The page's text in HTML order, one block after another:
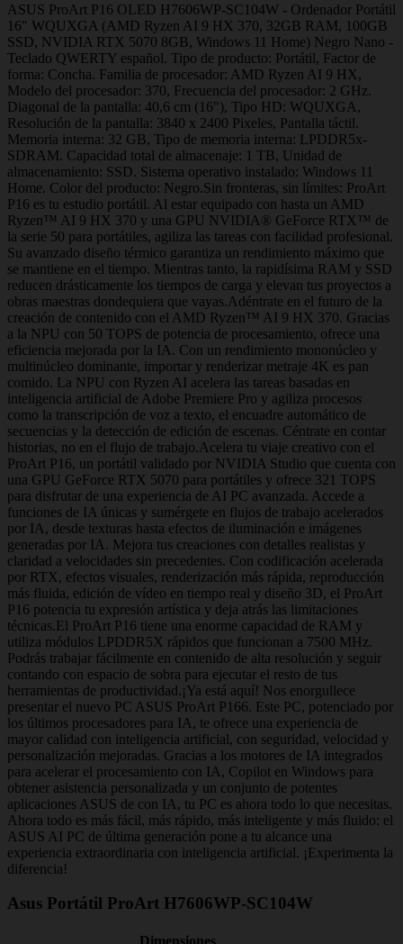
ASUS ProArt P16 OLED H7606WP-SC104W - Ordenador Portátil
16" WQUXGA (AMD Ryzen AI 9 HX 370, 32GB RAM, 100GB
SSD, NVIDIA RTX 5070 8GB, Windows 11 Home) Negro Nano -
Teclado QWERTY español. Tipo de producto: Portátil, Factor de
forma: Concha. Familia de procesador: AMD Ryzen AI 9 HX,
Modelo del procesador: 370, Frecuencia del procesador: 2 GHz.
Diagonal de la pantalla: 40,6 cm (16"), Tipo HD: WQUXGA,
Resolución de la pantalla: 3840 x 2400 Pixeles, Pantalla táctil.
Memoria interna: 32 GB, Tipo de memoria interna: LPDDR5x-
SDRAM. Capacidad total de almacenaje: 1 TB, Unidad de
almacenamiento: SSD. Sistema operativo instalado: Windows 11
Home. Color del producto: Negro.Sin fronteras, sin límites: ProArt
P16 es tu estudio portátil. Al estar equipado con hasta un AMD
Ryzen™ AI 9 HX 370 y una GPU NVIDIA® GeForce RTX™ de
la serie 50 para portátiles, agiliza las tareas con facilidad profesional.
Su avanzado diseño térmico garantiza un rendimiento máximo que
se mantiene en el tiempo. Mientras tanto, la rapidísima RAM y SSD
reducen drásticamente los tiempos de carga y elevan tus proyectos a
obras maestras dondequiera que vayas.Adéntrate en el futuro de la
creación de contenido con el AMD Ryzen™ AI 9 HX 370. Gracias
a la NPU con 50 TOPS de potencia de procesamiento, ofrece una
eficiencia mejorada por la IA. Con un rendimiento mononúcleo y
multinúcleo dominante, importar y renderizar metraje 4K es pan
comido. La NPU con Ryzen AI acelera las tareas basadas en
inteligencia artificial de Adobe Premiere Pro y agiliza procesos
como la transcripción de voz a texto, el encuadre automático de
secuencias y la detección de edición de escenas. Céntrate en contar
historias, no en el flujo de trabajo.Acelera tu viaje creativo con el
ProArt P16, un portátil validado por NVIDIA Studio que cuenta con
una GPU GeForce RTX 5070 para portátiles y ofrece 321 TOPS
para disfrutar de una experiencia de AI PC avanzada. Accede a
funciones de IA únicas y sumérgete en flujos de trabajo acelerados
por IA, desde texturas hasta efectos de iluminación e imágenes
generadas por IA. Mejora tus creaciones con detalles realistas y
claridad a velocidades sin precedentes. Con codificación acelerada
por RTX, efectos visuales, renderización más rápida, reproducción
más fluida, edición de vídeo en tiempo real y diseño 3D, el ProArt
P16 potencia tu expresión artística y deja atrás las limitaciones
técnicas.El ProArt P16 tiene una enorme capacidad de RAM y
utiliza módulos LPDDR5X rápidos que funcionan a 7500 MHz.
Podrás trabajar fácilmente en contenido de alta resolución y seguir
contando con espacio de sobra para ejecutar el resto de tus
herramientas de productividad.¡Ya está aquí! Nos enorgullece
presentar el nuevo PC ASUS ProArt P166. Este PC, potenciado por
los últimos procesadores para IA, te ofrece una experiencia de
mayor calidad con inteligencia artificial, con seguridad, velocidad y
personalización mejoradas. Gracias a los motores de IA integrados
para acelerar el procesamiento con IA, Copilot en Windows para
obtener asistencia personalizada y un conjunto de potentes
aplicaciones ASUS de con IA, tu PC es ahora todo lo que necesitas.
Ahora todo es más fácil, más rápido, más inteligente y más fluido: el
ASUS AI PC de última generación pone a tu alcance una
experiencia extraordinaria con inteligencia artificial. ¡Experimenta la
diferencia!
Asus Portátil ProArt H7606WP-SC104W
Dimensiones